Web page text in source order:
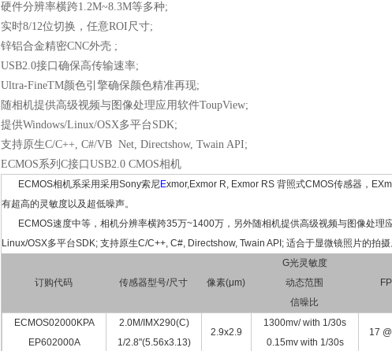
硬件分辨率横跨1.2M~8.3M等多种;
实时8/12位切换，任意ROI尺寸;
锌铝合金精密CNC外壳 ;
USB2.0接口确保高传输速率;
Ultra-FineTM颜色引擎确保颜色精准再现;
随相机提供高级视频与图像处理应用软件ToupView;
提供Windows/Linux/OSX多平台SDK;
支持原生C/C++, C#/VB Net, Directshow, Twain API;
ECMOS系列C接口USB2.0 CMOS相机
ECMOS相机系采用采用Sony索尼Exmor,Exmor R, Exmor RS 背照式CMOS传感器，
有超高的灵敏度以及超低噪声。
ECMOS速度中等，相机分辨率横跨35万~1400万，另外随相机提供高级视频与图像处理
Linux/OSX多平台SDK; 支持原生C/C++, C#, Directshow, Twain API; 适合于显微镜照片的拍摄
订购代码 传感器型号/尺寸 像素(μm)
G光灵敏度
动态范围
信噪比
ECMOS02000KPA
EP602000A
2.0M/IMX290(C)
1/2.8"(5.56x3.13)
2.9x2.9
1300mv/ with 1/30s
0.15mv with 1/30s
17